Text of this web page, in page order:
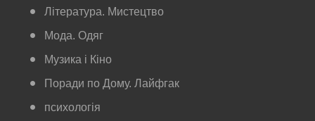
Література. Мистецтво
Мода. Одяг
Музика і Кіно
Поради по Дому. Лайфгак
психологія